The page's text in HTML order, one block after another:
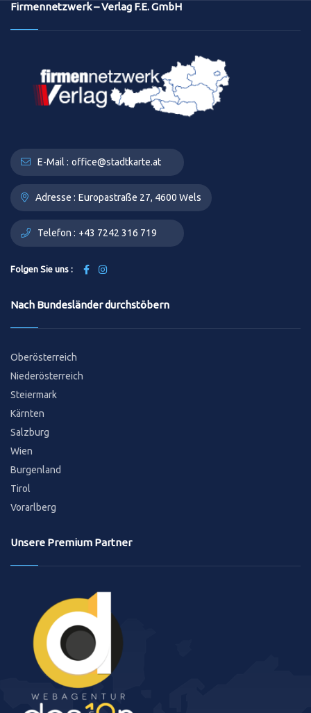
Firmennetzwerk – Verlag F.E. GmbH
E-Mail : office@stadtkarte.at
Adresse : Europastraße 27, 4600 Wels
Telefon : +43 7242 316 719
Folgen Sie uns :
Nach Bundesländer durchstöbern
Oberösterreich
Niederösterreich
Steiermark
Kärnten
Salzburg
Wien
Burgenland
Tirol
Vorarlberg
Unsere Premium Partner